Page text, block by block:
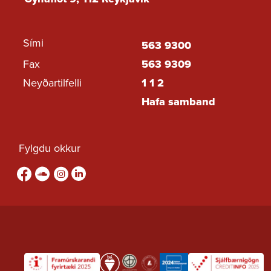
Sími
563 9300
Fax
563 9309
Neyðartilfelli
1 1 2
Hafa samband
Fylgdu okkur
Fylgdu okkur á Facebook
sound-cloud
Fylgdu okkur á Instagram
Fylgdu okkur á Linkedin